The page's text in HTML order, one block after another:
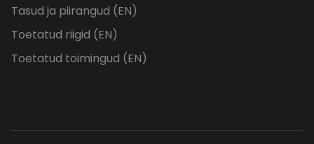
Tasud ja piirangud (EN)
Toetatud riigid (EN)
Toetatud toimingud (EN)